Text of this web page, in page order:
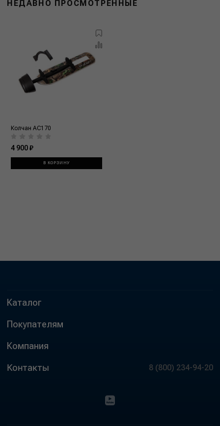
НЕДАВНО ПРОСМОТРЕННЫЕ
Колчан АС170
4 900 ₽
В КОРЗИНУ
Каталог
Покупателям
Компания
Контакты 8 (800) 234-94-20